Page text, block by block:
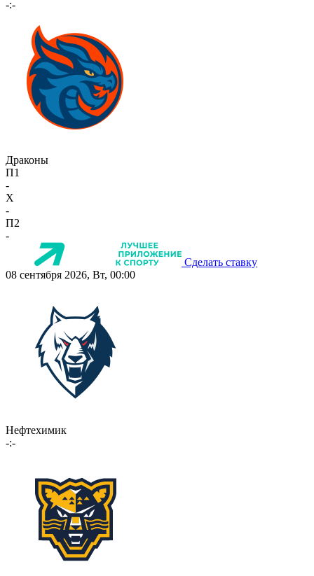
-:-
Драконы
П1
-
X
-
П2
-
Сделать ставку
08 сентября 2026, Вт, 00:00
Нефтехимик
-:-